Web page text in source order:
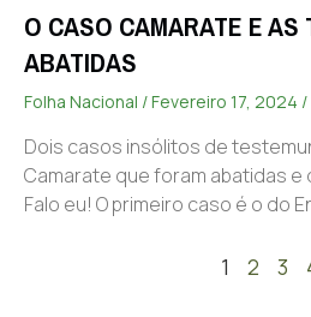
O CASO CAMARATE E AS
ABATIDAS
Folha Nacional Fevereiro 17, 2024
Dois casos insólitos de
Camarate que foram abatidas e
Falo eu! O primeiro caso é o do
1 2 3